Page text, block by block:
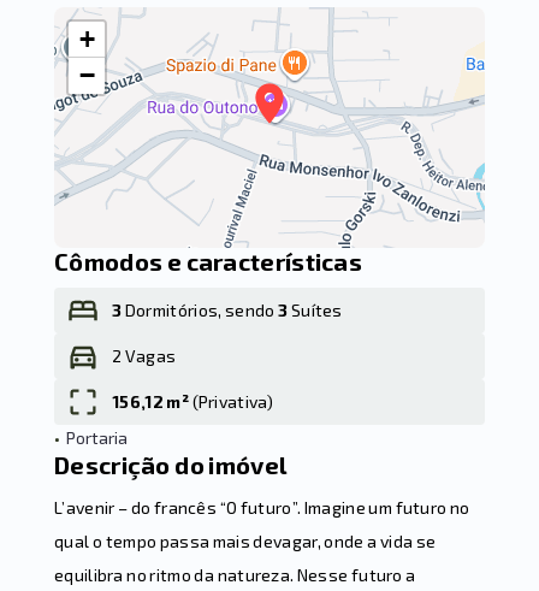
+
−
Cômodos e características
3Dormitórios, sendo3Suítes
2 Vagas
156,12 m²(Privativa)
• Portaria
Descrição do imóvel
L’avenir – do francês “O futuro”. Imagine um futuro no
qual o tempo passa mais devagar, onde a vida se
equilibra no ritmo da natureza. Nesse futuro a